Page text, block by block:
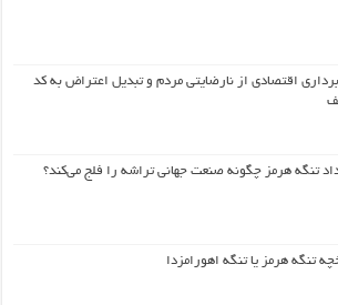
اقتصادی از نارضایتی مردم و تبدیل اعتراض به کد
تنگه هرمز چگونه صنعت جهانی تراشه را فلج می‌کند؟
تنگه هرمز یا تنگه اهورامزدا